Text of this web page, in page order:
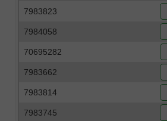
7983823
7984058
70695282
7983662
7983814
7983745